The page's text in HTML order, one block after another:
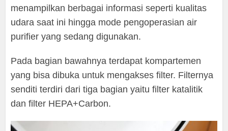
menampilkan berbagai informasi seperti kualitas
udara saat ini hingga mode pengoperasian air
purifier yang sedang digunakan.
Pada bagian bawahnya terdapat kompartemen
yang bisa dibuka untuk mengakses filter. Filternya
senditi terdiri dari tiga bagian yaitu filter katalitik
dan filter HEPA+Carbon.